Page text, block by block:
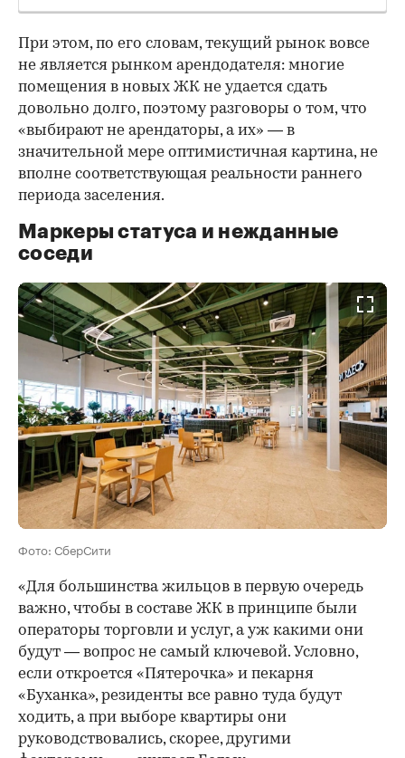
При этом, по его словам, текущий рынок вовсе
не является рынком арендодателя: многие
помещения в новых ЖК не удается сдать
довольно долго, поэтому разговоры о том, что
«выбирают не арендаторы, а их» — в
значительной мере оптимистичная картина, не
вполне соответствующая реальности раннего
периода заселения.
Маркеры статуса и нежданные
соседи
Фото: СберСити
«Для большинства жильцов в первую очередь
важно, чтобы в составе ЖК в принципе были
операторы торговли и услуг, а уж какими они
будут — вопрос не самый ключевой. Условно,
если откроется «Пятерочка» и пекарня
«Буханка», резиденты все равно туда будут
ходить, а при выборе квартиры они
руководствовались, скорее, другими